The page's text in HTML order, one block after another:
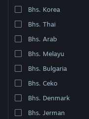
Dapatkan Aplikasi Seluler
Lihat situs web desktop
Bhs. Korea
Bhs. Thai
Bhs. Arab
Bhs. Melayu
Bhs. Bulgaria
Bhs. Ceko
Bhs. Denmark
Bhs. Jerman